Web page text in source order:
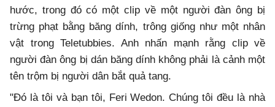
hước, trong đó có một clip về một người đàn ông bị
trừng phạt bằng băng dính, trông giống như một nhân
vật trong Teletubbies. Anh nhấn mạnh rằng clip về
người đàn ông bị dán băng dính không phải là cảnh một
tên trộm bị người dân bắt quả tang.
"Đó là tôi và bạn tôi, Feri Wedon. Chúng tôi đều là nhà